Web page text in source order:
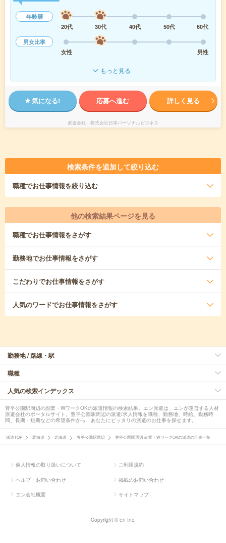
年齢層
20代
30代 40代 50代
60代
男女比率
女性
男性
もっと見る
気になる! 応募へ進む 詳しく見る
派遣会社 株式会社日本パーソナルビジネス
検索条件を追加して絞り込む
職種でお仕事情報を絞り込む
他の検索結果ページを見る
職種でお仕事情報をさがす
勤務地でお仕事情報をさがす
こだわりでお仕事情報をさがす
人気のワードでお仕事情報をさがす
勤務地 / 路線・駅
職種
人気の検索インデックス
豊平公園駅周辺の副業・WワークOKの派遣情報の検索結果。エン派遣は、エンが運営する人材
派遣会社のポータルサイト。豊平公園駅周辺の派遣/求人情報を職種、勤務地、時給、勤務時
間、長期・短期などの希望条件から、あなたにピッタリの派遣のお仕事を探せます。
派遣TOP 北海道 北海道 豊平公園駅周辺 豊平公園駅周辺 副業・WワークOKの派遣の仕事一覧
個人情報の取り扱いについて ご利用規約
ヘルプ・お問い合わせ 掲載のお問い合わせ
エン会社概要 サイトマップ
Copyright © en Inc.